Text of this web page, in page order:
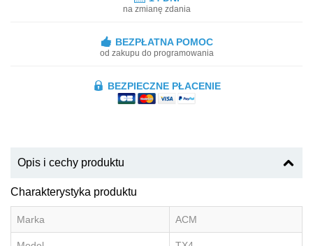
na zmianę zdania
BEZPŁATNA POMOC
od zakupu do programowania
BEZPIECZNE PŁACENIE
Opis i cechy produktu
Charakterystyka produktu
Marka ACM